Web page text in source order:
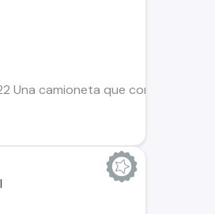
Una camioneta que combina